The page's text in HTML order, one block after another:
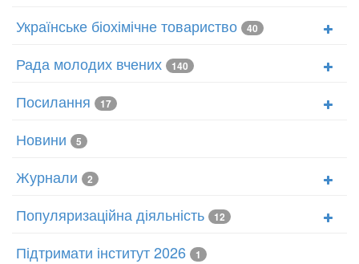
Українське біохімічне товариство 40
Рада молодих вчених 140
Посилання 17
Новини 5
Журнали 2
Популяризаційна діяльність 12
Підтримати інститут 2026 1